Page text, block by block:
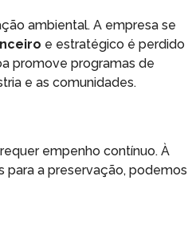
ambiental. A empresa se
e estratégico é perdido
promove programas de
e as comunidades.
empenho contínuo. À
para a preservação, podemos